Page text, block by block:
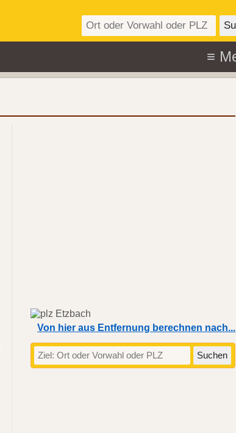
Von hier aus Entfernung berechnen nach...